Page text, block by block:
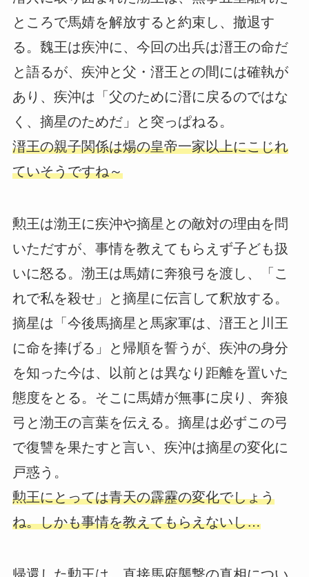
ところで馬婧を解放すると約束し、撤退す
る。魏王は疾沖に、今回の出兵は溍王の命だ
と語るが、疾沖と父・溍王との間には確執が
あり、疾沖は「父のために溍に戻るのではな
く、摘星のためだ」と突っぱねる。
溍王の親子関係は煬の皇帝一家以上にこじれ
ていそうですね～
勲王は渤王に疾沖や摘星との敵対の理由を問
いただすが、事情を教えてもらえず子ども扱
いに怒る。渤王は馬婧に奔狼弓を渡し、「こ
れで私を殺せ」と摘星に伝言して釈放する。
摘星は「今後馬摘星と馬家軍は、溍王と川王
に命を捧げる」と帰順を誓うが、疾沖の身分
を知った今は、以前とは異なり距離を置いた
態度をとる。そこに馬婧が無事に戻り、奔狼
弓と渤王の言葉を伝える。摘星は必ずこの弓
で復讐を果たすと言い、疾沖は摘星の変化に
戸惑う。
勲王にとっては青天の霹靂の変化でしょう
ね。しかも事情を教えてもらえないし…